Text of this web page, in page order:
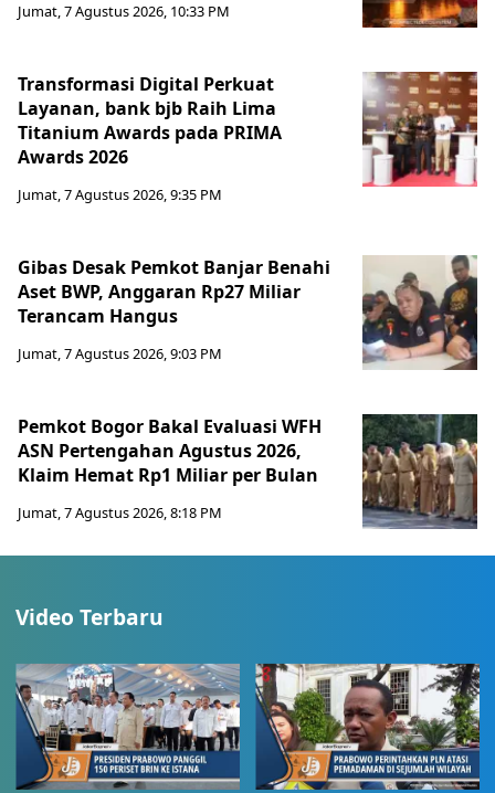
Jumat, 7 Agustus 2026, 10:33 PM
Transformasi Digital Perkuat
Layanan, bank bjb Raih Lima
Titanium Awards pada PRIMA
Awards 2026
Jumat, 7 Agustus 2026, 9:35 PM
Gibas Desak Pemkot Banjar Benahi
Aset BWP, Anggaran Rp27 Miliar
Terancam Hangus
Jumat, 7 Agustus 2026, 9:03 PM
Pemkot Bogor Bakal Evaluasi WFH
ASN Pertengahan Agustus 2026,
Klaim Hemat Rp1 Miliar per Bulan
Jumat, 7 Agustus 2026, 8:18 PM
Video Terbaru